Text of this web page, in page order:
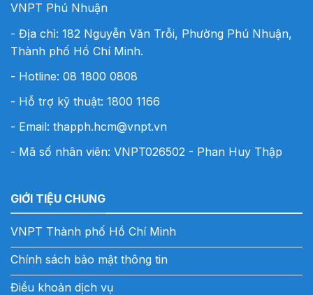
VNPT Phú Nhuận
- Địa chỉ: 182 Nguyễn Văn Trỗi, Phường Phú Nhuận,
Thành phố Hồ Chí Minh.
- Hotline: 08 1800 0808
- Hỗ trợ kỹ thuật: 1800 1166
- Email: thapph.hcm@vnpt.vn
- Mã số nhân viên: VNPT026502 - Phan Huy Thập
GIỚI TIỆU CHUNG
VNPT Thành phố Hồ Chí Minh
Chính sách bảo mật thông tin
Điều khoản dịch vụ